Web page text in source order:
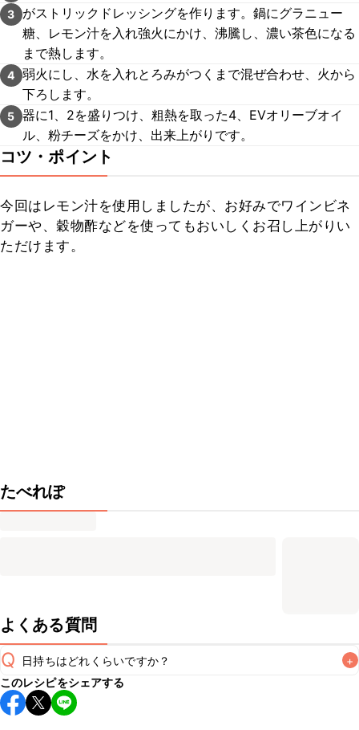
3
がストリックドレッシングを作ります。鍋にグラニュー
糖、レモン汁を入れ強火にかけ、沸騰し、濃い茶色になる
まで熱します。
4 弱火にし、水を入れとろみがつくまで混ぜ合わせ、火から
下ろします。
5 器に1、2を盛りつけ、粗熱を取った4、EVオリーブオイ
ル、粉チーズをかけ、出来上がりです。
コツ・ポイント
今回はレモン汁を使用しましたが、お好みでワインビネ
ガーや、穀物酢などを使ってもおいしくお召し上がりい
ただけます。
たべれぽ
よくある質問
Q 日持ちはどれくらいですか？ +
保存期間は冷蔵で当日中が目安です。なるべくお早めにお召
し上がりください。
このレシピをシェアする